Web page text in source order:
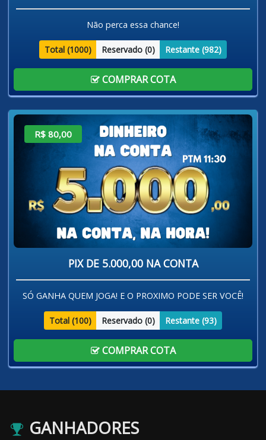
Não perca essa chance!
Total (1000) Reservado (0) Restante (982)
COMPRAR COTA
R$ 80,00
PIX DE 5.000,00 NA CONTA
SÓ GANHA QUEM JOGA! E O PROXIMO PODE SER VOCÊ!
Total (100) Reservado (0) Restante (93)
COMPRAR COTA
GANHADORES